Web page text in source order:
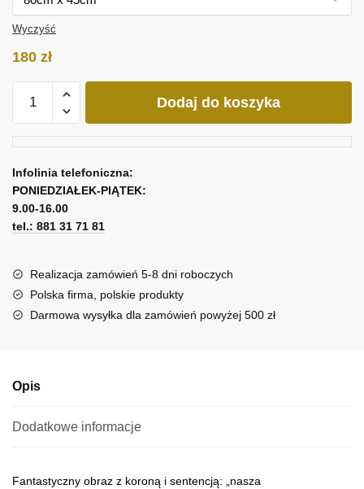
Wyczyść
180 zł
Obraz
Dodaj do koszyka
Infolinia telefoniczna:
PONIEDZIAŁEK-PIĄTEK:
9.00-16.00
tel.: 881 31 71 81
Realizacja zamówień 5-8 dni roboczych
Polska firma, polskie produkty
Darmowa wysyłka dla zamówień powyżej 500 zł
Opis
Dodatkowe informacje
Fantastyczny obraz z koroną i sentencją: „nasza